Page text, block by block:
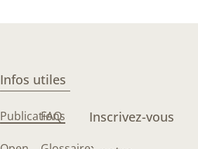
Infos utiles
Publications
FAQ Inscrivez-vous